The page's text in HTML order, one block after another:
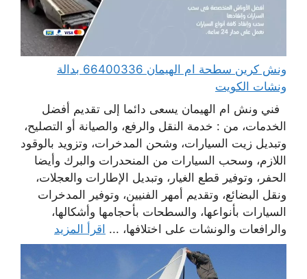
ونش كرين سطحة ام الهيمان 66400336 بدالة
ونشات الكويت
فني ونش ام الهيمان يسعى دائما إلى تقديم أفضل
الخدمات، من : خدمة النقل والرفع، والصيانة أو التصليح،
وتبديل زيت السيارات، وشحن المدخرات، وتزويد بالوقود
اللازم، وسحب السيارات من المنحدرات والبرك وأيضا
الحفر، وتوفير قطع الغيار، وتبديل الإطارات والعجلات،
ونقل البضائع، وتقديم أمهر الفنيين، وتوفير المدخرات
السيارات بأنواعها، والسطحات بأحجامها وأشكالها،
والرافعات والونشات على اختلافها، ... اقرأ المزيد